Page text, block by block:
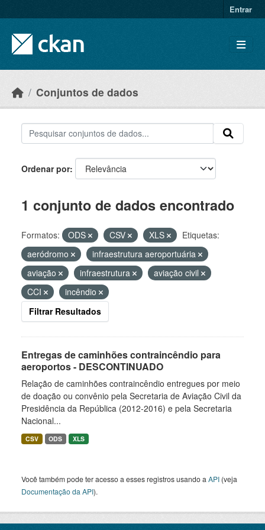
Entrar
Conjuntos de dados
Ordenar por
1 conjunto de dados encontrado
Formatos: ODS CSV XLS
Etiquetas:
aeródromo
infraestrutura aeroportuária
aviação
infraestrutura
aviação civil
CCI
incêndio
Filtrar Resultados
Entregas de caminhões contraincêndio para
aeroportos - DESCONTINUADO
Relação de caminhões contraincêndio entregues por meio
de doação ou convênio pela Secretaria de Aviação Civil da
Presidência da República (2012-2016) e pela Secretaria
Nacional...
CSV ODS XLS
Você também pode ter acesso a esses registros usando a API (veja
Documentação da API).